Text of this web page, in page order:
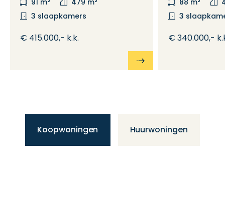
3 slaapkamers
€ 415.000,- k.k.
3
€ 340.000,-
Koopwoningen Huurwoningen